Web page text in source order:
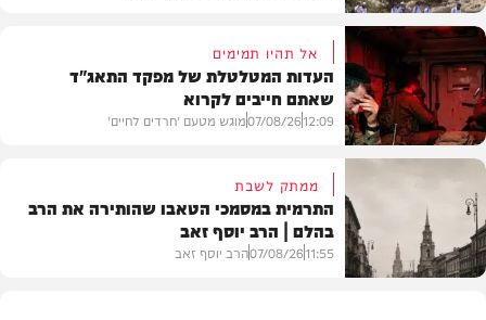
וידאו
דעות
אל תהיו תמימים
העדות המטלטלת של מפקד התאג"ד
שאתם חייבים לקרוא
12:09
07/08/26מוגש מטעם 'חרדים לחיים'
ממתק לשבת
התרמית במסמכי הטאבו שהותירה את הרב
בהלם | הרב יוסף זאב
11:55
07/08/26הרב יוסף זאב